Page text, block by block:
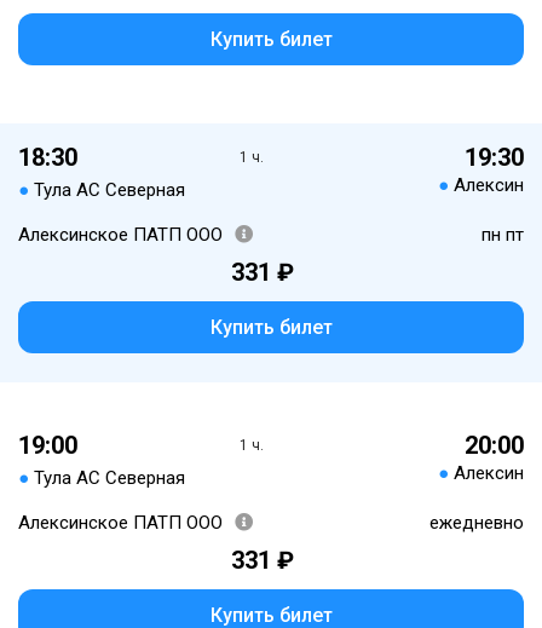
Купить билет
18:30
● Тула АС Северная
1 ч. 19:30
● Алексин
Алексинское ПАТП ООО пн пт
331 ₽
Купить билет
19:00
● Тула АС Северная
1 ч. 20:00
● Алексин
Алексинское ПАТП ООО ежедневно
331 ₽
Купить билет